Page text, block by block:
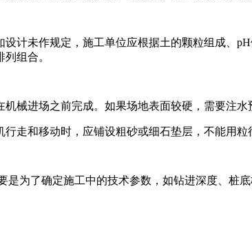
设计未作规定，施工单位应根据土的颗粒组成、
组合。
机械进场之前完成。如果场地表面较硬，需要注
走和移动时，应铺设粗砂或细石垫层，不能用粒
是为了确定施工中的技术参数，如钻进深度、桩